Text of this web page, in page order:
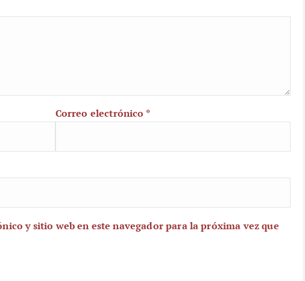
Correo electrónico *
y sitio web en este navegador para la próxima vez que